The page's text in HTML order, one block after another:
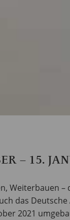
– 15.
Weiterbauen
das
2021